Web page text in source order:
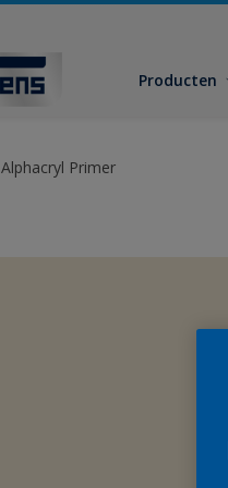
Producten
Alphacryl Primer